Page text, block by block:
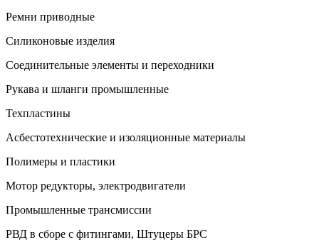
Ремни приводные
Силиконовые изделия
Соединительные элементы и переходники
Рукава и шланги промышленные
Техпластины
Асбестотехнические и изоляционные материалы
Полимеры и пластики
Мотор редукторы, электродвигатели
Промышленные трансмиссии
РВД в сборе с фитингами, Штуцеры БРС